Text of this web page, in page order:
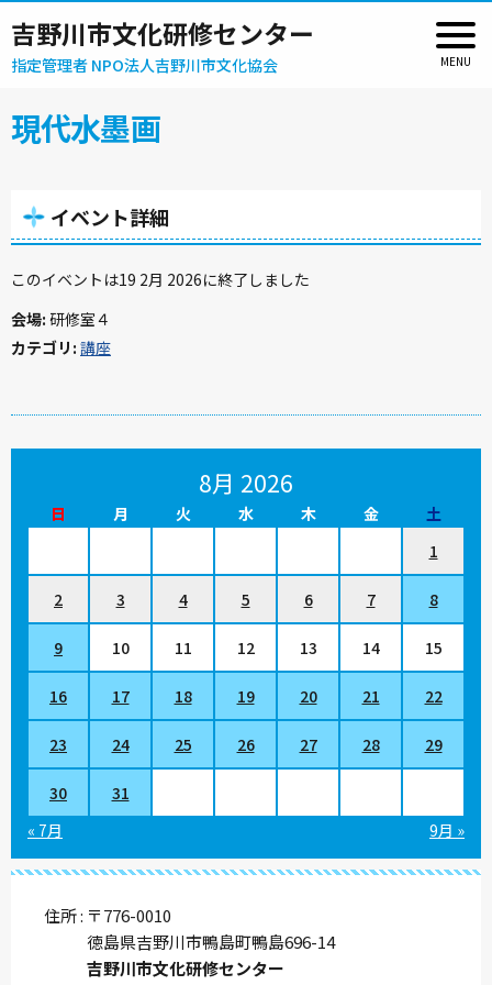
吉野川市文化研修センター
指定管理者 NPO法人吉野川市文化協会
現代水墨画
イベント詳細
このイベントは19 2月 2026に終了しました
会場: 研修室４
カテゴリ: 講座
8月 2026
日 月 火 水 木 金
土
1
2 3 4 5 6 7 8
9 10 11 12 13 14 15
16 17 18 19 20 21 22
23 24 25 26 27 28 29
30
31
« 7月
9月 »
住所 〒776-0010
徳島県吉野川市鴨島町鴨島696-14
吉野川市文化研修センター